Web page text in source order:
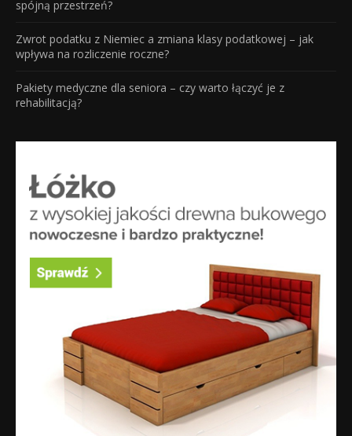
spójną przestrzeń?
Zwrot podatku z Niemiec a zmiana klasy podatkowej – jak
wpływa na rozliczenie roczne?
Pakiety medyczne dla seniora – czy warto łączyć je z
rehabilitacją?